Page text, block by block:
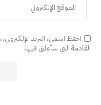
احفظ اسمي، البريد
القادمة التي سأعلق فيها.